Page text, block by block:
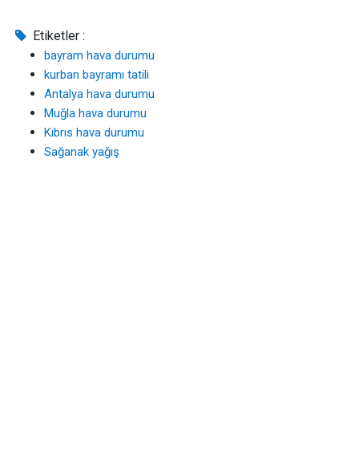
Etiketler :
bayram hava durumu
kurban bayramı tatili
Antalya hava durumu
Muğla hava durumu
Kıbrıs hava durumu
Sağanak yağış